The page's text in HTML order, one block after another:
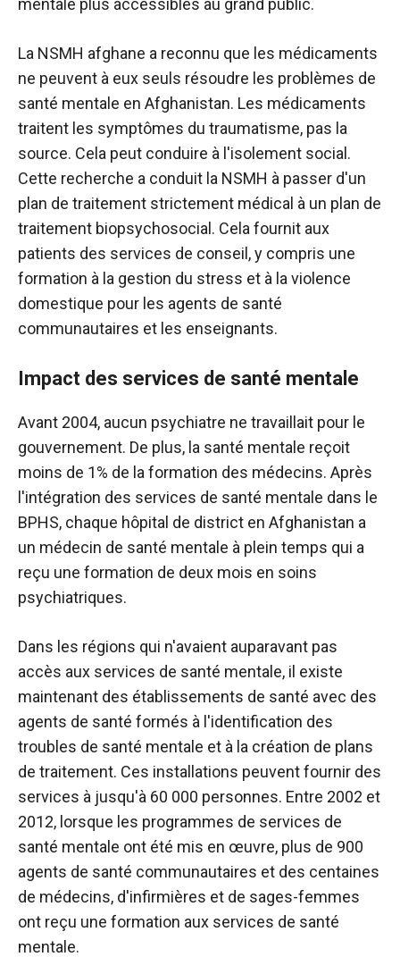
La NSMH afghane a reconnu que les médicaments
ne peuvent à eux seuls résoudre les problèmes de
santé mentale en Afghanistan. Les médicaments
traitent les symptômes du traumatisme, pas la
source. Cela peut conduire à l'isolement social.
Cette recherche a conduit la NSMH à passer d'un
plan de traitement strictement médical à un plan de
traitement biopsychosocial. Cela fournit aux
patients des services de conseil, y compris une
formation à la gestion du stress et à la violence
domestique pour les agents de santé
communautaires et les enseignants.
Impact des services de santé mentale
Avant 2004, aucun psychiatre ne travaillait pour le
gouvernement. De plus, la santé mentale reçoit
moins de 1% de la formation des médecins. Après
l'intégration des services de santé mentale dans le
BPHS, chaque hôpital de district en Afghanistan a
un médecin de santé mentale à plein temps qui a
reçu une formation de deux mois en soins
psychiatriques.
Dans les régions qui n'avaient auparavant pas
accès aux services de santé mentale, il existe
maintenant des établissements de santé avec des
agents de santé formés à l'identification des
troubles de santé mentale et à la création de plans
de traitement. Ces installations peuvent fournir des
services à jusqu'à 60 000 personnes. Entre 2002 et
2012, lorsque les programmes de services de
santé mentale ont été mis en œuvre, plus de 900
agents de santé communautaires et des centaines
de médecins, d'infirmières et de sages-femmes
ont reçu une formation aux services de santé
mentale.